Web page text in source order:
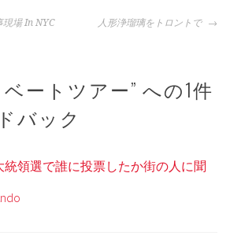
現場 In NYC 人形浄瑠璃をトロントで
ベートツアー” への1件
バック
統領選で誰に投票したか街の人に聞